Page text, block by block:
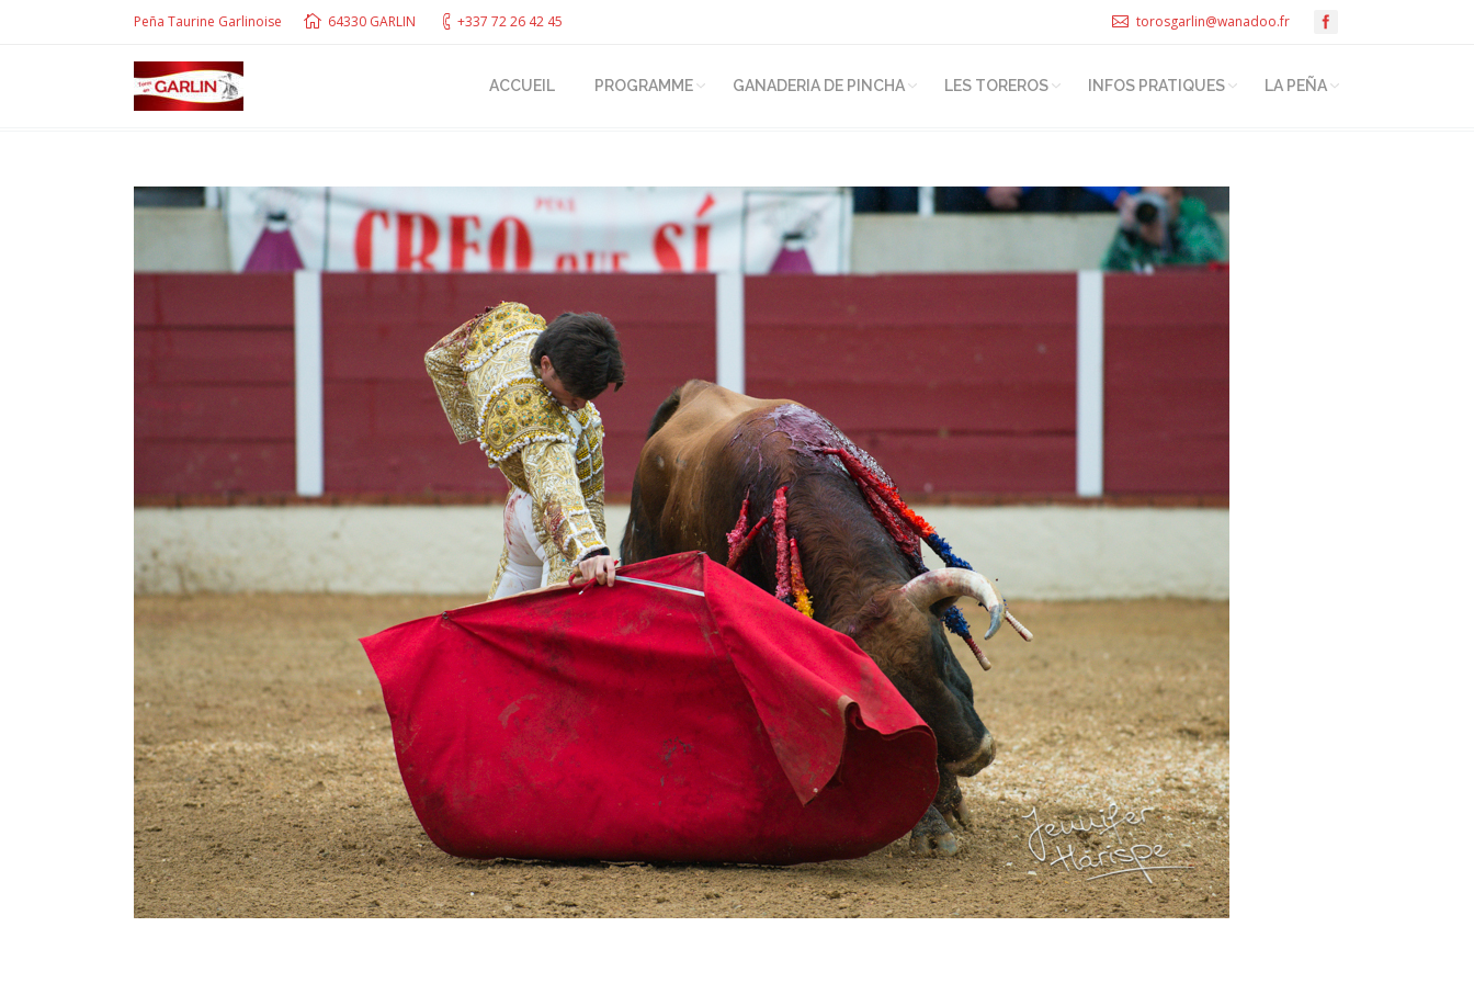
Peña Taurine Garlinoise 64330 GARLIN +337 72 26 42 45 torosgarlin@wanadoo.fr
ACCUEIL PROGRAMME GANADERIA DE PINCHA LES TOREROS INFOS PRATIQUES LA PEÑA